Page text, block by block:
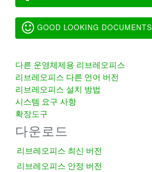
GOOD LOOKING DOCUMENTS
다른 운영체제용 리브레오피스
리브레오피스 다른 언어 버전
리브레오피스 설치 방법
시스템 요구 사항
확장도구
다운로드
리브레오피스 최신 버전
리브레오피스 안정 버전